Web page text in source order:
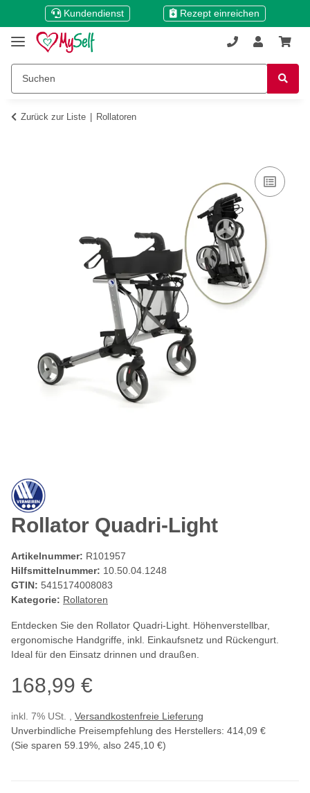
Kundendienst Rezept einreichen
Zurück zur Liste Rollatoren
Rollator Quadri-Light
Artikelnummer: R101957
Hilfsmittelnummer: 10.50.04.1248
GTIN: 5415174008083
Kategorie: Rollatoren
Entdecken Sie den Rollator Quadri-Light. Höhenverstellbar,
ergonomische Handgriffe, inkl. Einkaufsnetz und Rückengurt.
Ideal für den Einsatz drinnen und draußen.
168,99 €
inkl. 7% USt. , Versandkostenfreie Lieferung
Unverbindliche Preisempfehlung des Herstellers: 414,09 €
(Sie sparen 59.19% , also 245,10 €)